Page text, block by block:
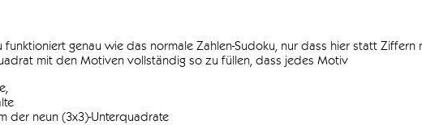
funktioniert genau wie das normale Zahlen-Sudoku, nur dass hier statt
mit den Motiven vollständig so zu füllen, dass jedes Motiv
der neun (3x3)-Unterquadrate